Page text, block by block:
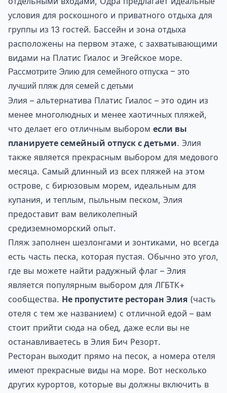
условия для роскошного и приватного отдыха для
группы из 13 гостей. Бассейн и зона отдыха
расположены на первом этаже, с захватывающими
видами на Платис Гиалос и Эгейское море.
Рассмотрите Элию для семейного отпуска – это
лучший пляж для семей с детьми
Элия – альтернатива Платис Гиалос – это один из
менее многолюдных и менее хаотичных пляжей,
что делает его отличным выбором если вы
планируете семейный отпуск с детьми. Элия
также является прекрасным выбором для медового
месяца. Самый длинный из всех пляжей на этом
острове, с бирюзовым морем, идеальным для
купания, и теплым, пыльным песком, Элия
предоставит вам великолепный
средиземноморский опыт.
Пляж заполнен шезлонгами и зонтиками, но всегда
есть часть песка, которая пустая. Обычно это угол,
где вы можете найти радужный флаг – Элия
является популярным выбором для ЛГБТК+
сообщества. Не пропустите ресторан Элия (часть
отеля с тем же названием) с отличной едой – вам
стоит прийти сюда на обед, даже если вы не
останавливаетесь в Элия Бич Резорт.
Ресторан выходит прямо на песок, а номера отеля
имеют прекрасные виды на море. Вот несколько
других курортов, которые вы должны включить в